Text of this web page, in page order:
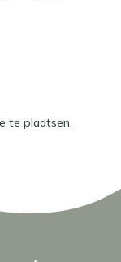
te plaatsen.